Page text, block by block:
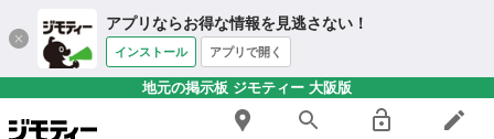
アプリならお得な情報を見逃さない！
インストール アプリで開く
地元の掲示板 ジモティー 大阪版